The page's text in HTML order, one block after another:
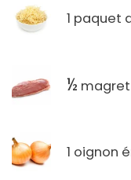
1 paquet
½
1 oignon